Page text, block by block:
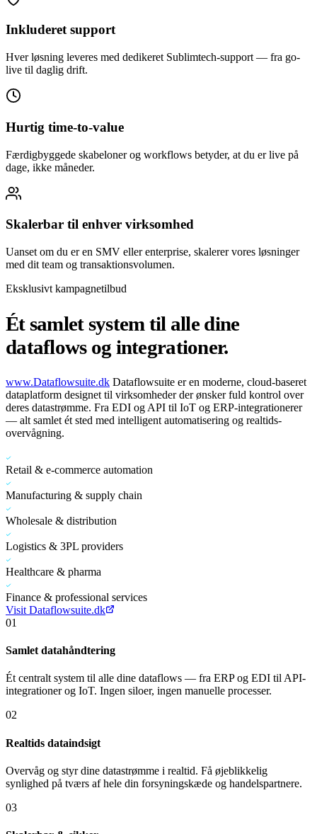
Inkluderet support
Hver løsning leveres med dedikeret Sublimtech-support — fra go-
live til daglig drift.
Hurtig time-to-value
Færdigbyggede skabeloner og workflows betyder, at du er live på
dage, ikke måneder.
Skalerbar til enhver virksomhed
Uanset om du er en SMV eller enterprise, skalerer vores løsninger
med dit team og transaktionsvolumen.
Eksklusivt kampagnetilbud
Ét samlet system til alle dine
dataflows og integrationer.
www.Dataflowsuite.dk Dataflowsuite er en moderne, cloud-baseret
dataplatform designet til virksomheder der ønsker fuld kontrol over
deres datastrømme. Fra EDI og API til IoT og ERP-integrationerer
— alt samlet ét sted med intelligent automatisering og realtids-
overvågning.
Retail & e-commerce automation
Manufacturing & supply chain
Wholesale & distribution
Logistics & 3PL providers
Healthcare & pharma
Finance & professional services
Visit Dataflowsuite.dk
01
Samlet datahåndtering
Ét centralt system til alle dine dataflows — fra ERP og EDI til API-
integrationer og IoT. Ingen siloer, ingen manuelle processer.
02
Realtids dataindsigt
Overvåg og styr dine datastrømme i realtid. Få øjeblikkelig
synlighed på tværs af hele din forsyningskæde og handelspartnere.
03